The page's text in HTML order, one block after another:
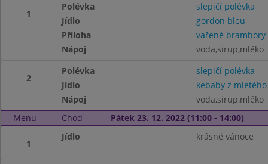
1
Polévka
slepičí polévka
Jídlo
gordon bleu
Příloha
vařené brambory
Nápoj
voda,sirup,mléko
2
Polévka
slepičí polévka
Jídlo
kebaby z
Nápoj
voda,sirup,mléko
Menu
Chod Pátek 23. 12. 2022 (11:00 - 14:00)
1
Jídlo krásné vánoce